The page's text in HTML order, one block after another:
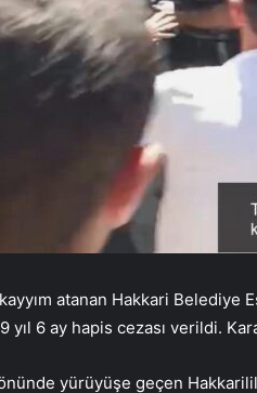
atanan Hakkari Belediye
yıl 6 ay hapis cezası verildi.
yürüyüşe geçen